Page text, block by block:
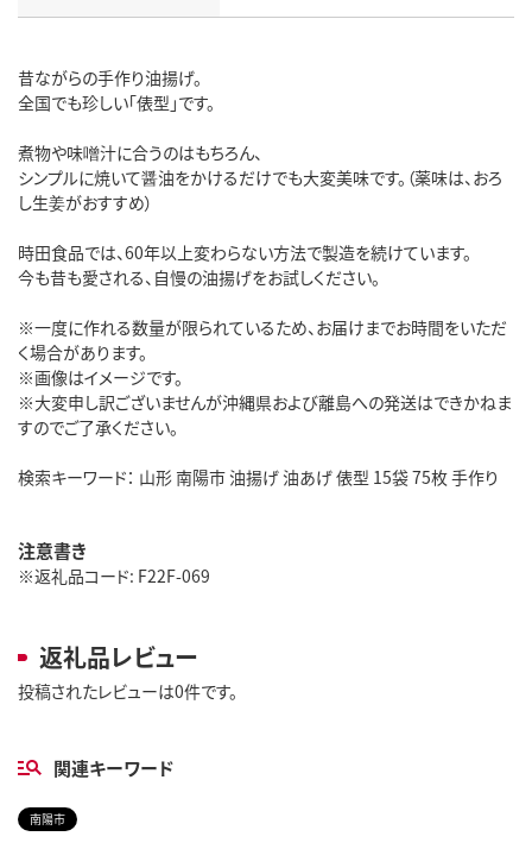
昔ながらの手作り油揚げ。
全国でも珍しい「俵型」です。
煮物や味噌汁に合うのはもちろん、
シンプルに焼いて醤油をかけるだけでも大変美味です。（薬味は、おろ
し生姜がおすすめ）
時田食品では、60年以上変わらない方法で製造を続けています。
今も昔も愛される、自慢の油揚げをお試しください。
※一度に作れる数量が限られているため、お届けまでお時間をいただ
く場合があります。
※画像はイメージです。
※大変申し訳ございませんが沖縄県および離島への発送はできかねま
すのでご了承ください。
検索キーワード： 山形 南陽市 油揚げ 油あげ 俵型 15袋 75枚 手作り
注意書き
※返礼品コード: F22F-069
返礼品レビュー
投稿されたレビューは0件です。
関連キーワード
南陽市